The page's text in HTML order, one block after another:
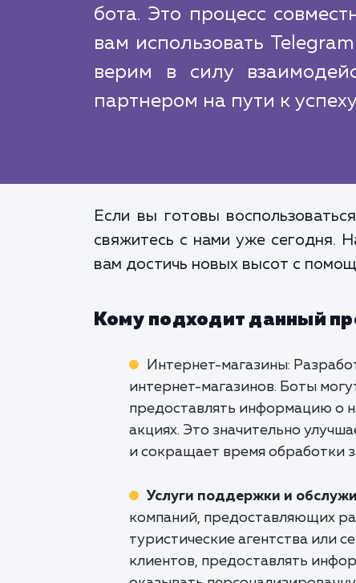
бота. Это процесс
вам использовать
верим в силу
партнером на пути к
Если вы готовы
свяжитесь с нами уже сегодня.
вам достичь новых высот с
Кому подходит данный
Интернет-магазины:
интернет-магазинов. Боты
предоставлять информацию о
акциях. Это значительно
и сокращает время обработки
Услуги поддержки и
компаний, предоставляющих
туристические агентства или
клиентов, предоставлять